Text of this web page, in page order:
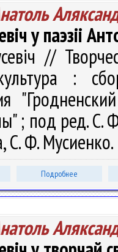
у паэзіі
//
:
; под ред. С.
С. Ф.
Подробнее